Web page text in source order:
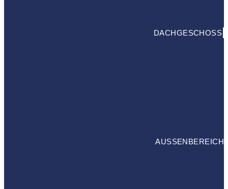
DACHGESCHOSS
AUSSENBEREICH